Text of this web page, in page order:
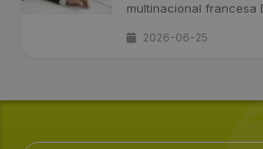
multinacional francesa
2026-06-25